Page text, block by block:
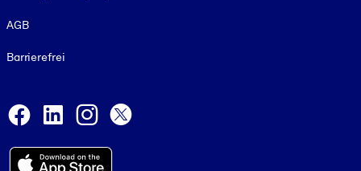
AGB
Barrierefrei
Facebook
LinkedInInstagram